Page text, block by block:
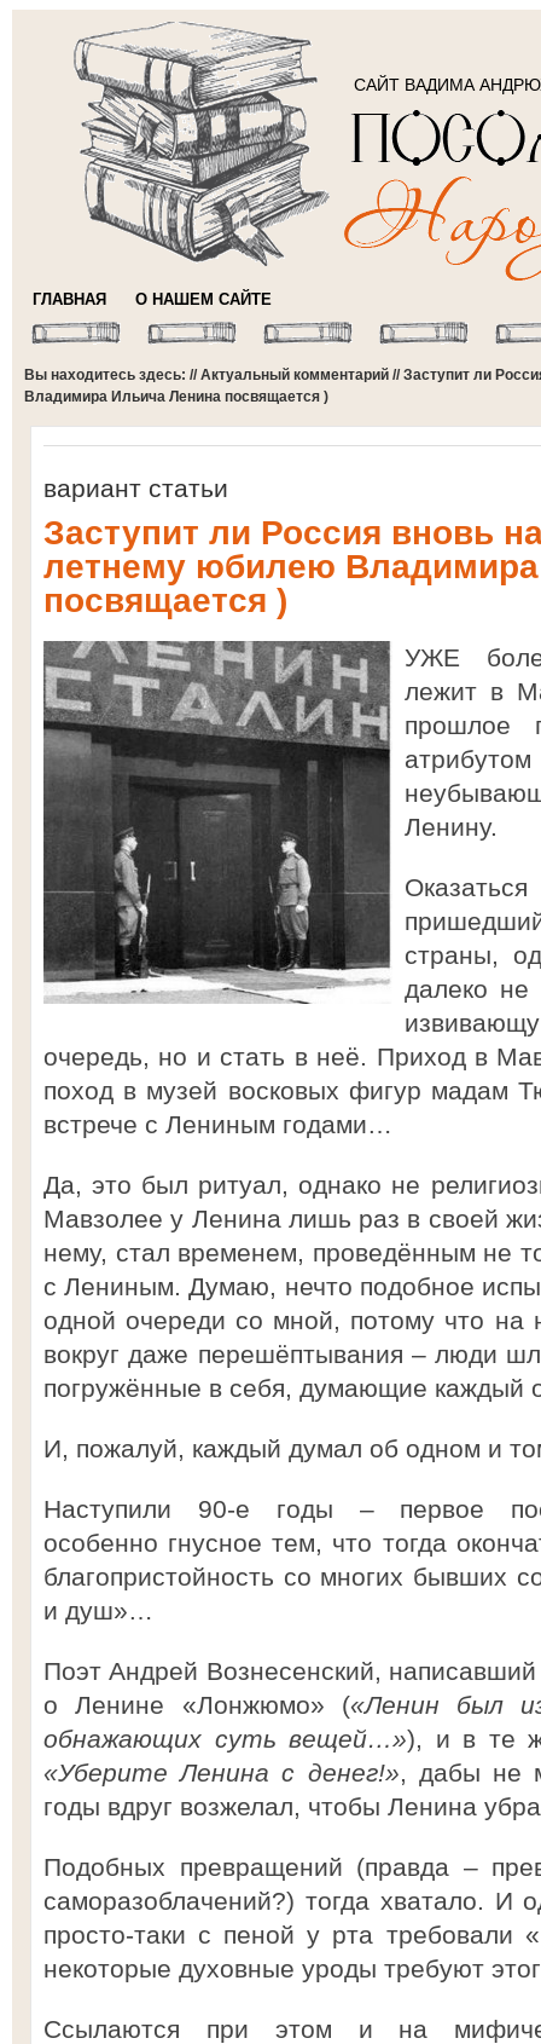
САЙТ ВАДИМА
ГЛАВНАЯ О НАШЕМ САЙТЕ
Вы находитесь здесь: //Актуальный комментарий // Заступит ли
Владимира Ильича Ленина посвящается )
вариант статьи
Заступит ли Россия вновь
летнему юбилею
посвящается )
УЖЕ
лежит в
прошлое
Ленину.
страны,
далеко не
очередь, но и стать в неё. Приход в
поход в музей восковых фигур мадам
встрече с Лениным годами…
Да, это был ритуал, однако не
Мавзолее у Ленина лишь раз в своей
нему, стал временем, проведённым не
с Лениным. Думаю, нечто подобное
одной очереди со мной, потому что на
вокруг даже перешёптывания – люди
погружённые в себя, думающие каждый
И, пожалуй, каждый думал об одном и
Наступили 90-е годы – первое
особенно гнусное тем, что тогда
благопристойность со многих бывших
и душ»…
Поэт Андрей Вознесенский,
о Ленине «Лонжюмо» («Ленин был
обнажающих суть вещей…»), и в те
«Уберите Ленина с денег!», дабы не
годы вдруг возжелал, чтобы Ленина
Подобных превращений (правда –
саморазоблачений?) тогда хватало. И
просто-таки с пеной у рта требовали
некоторые духовные уроды требуют
Ссылаются при этом и на